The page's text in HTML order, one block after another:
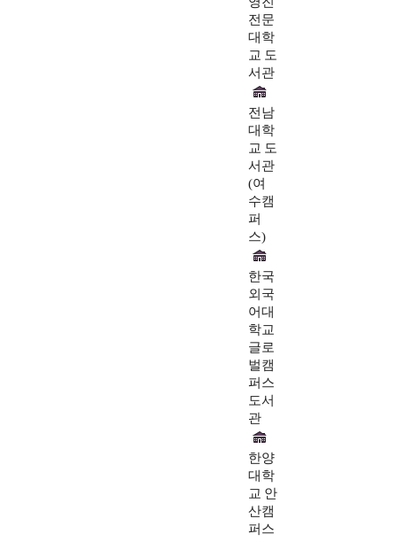
전문
대학
교 도
서관
전남
대학
교 도
서관
(여
수캠
퍼
스)
한국
외국
어대
학교
글로
벌캠
퍼스
도서
관
한양
대학
교 안
산캠
퍼스